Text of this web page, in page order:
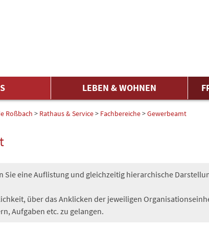
LEBEN & WOHNEN
Roßbach > Rathaus & Service> Fachbereiche>Gewerbeamt
Sie eine Auflistung und gleichzeitig hierarchische
über das Anklicken der jeweiligen
Aufgaben etc. zu gelangen.